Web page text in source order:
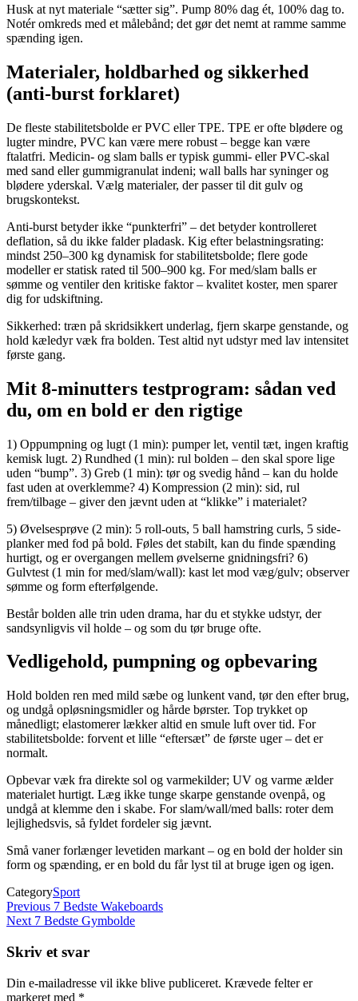
Husk at nyt materiale “sætter sig”. Pump 80% dag ét, 100% dag to.
Notér omkreds med et målebånd; det gør det nemt at ramme samme
spænding igen.
Materialer, holdbarhed og sikkerhed
(anti-burst forklaret)
De fleste stabilitetsbolde er PVC eller TPE. TPE er ofte blødere og
lugter mindre, PVC kan være mere robust – begge kan være
ftalatfri. Medicin- og slam balls er typisk gummi- eller PVC-skal
med sand eller gummigranulat indeni; wall balls har syninger og
blødere yderskal. Vælg materialer, der passer til dit gulv og
brugskontekst.
Anti-burst betyder ikke “punkterfri” – det betyder kontrolleret
deflation, så du ikke falder pladask. Kig efter belastningsrating:
mindst 250–300 kg dynamisk for stabilitetsbolde; flere gode
modeller er statisk rated til 500–900 kg. For med/slam balls er
sømme og ventiler den kritiske faktor – kvalitet koster, men sparer
dig for udskiftning.
Sikkerhed: træn på skridsikkert underlag, fjern skarpe genstande, og
hold kæledyr væk fra bolden. Test altid nyt udstyr med lav intensitet
første gang.
Mit 8-minutters testprogram: sådan ved
du, om en bold er den rigtige
1) Oppumpning og lugt (1 min): pumper let, ventil tæt, ingen kraftig
kemisk lugt. 2) Rundhed (1 min): rul bolden – den skal spore lige
uden “bump”. 3) Greb (1 min): tør og svedig hånd – kan du holde
fast uden at overklemme? 4) Kompression (2 min): sid, rul
frem/tilbage – giver den jævnt uden at “klikke” i materialet?
5) Øvelsesprøve (2 min): 5 roll-outs, 5 ball hamstring curls, 5 side-
planker med fod på bold. Føles det stabilt, kan du finde spænding
hurtigt, og er overgangen mellem øvelserne gnidningsfri? 6)
Gulvtest (1 min for med/slam/wall): kast let mod væg/gulv; observer
sømme og form efterfølgende.
Består bolden alle trin uden drama, har du et stykke udstyr, der
sandsynligvis vil holde – og som du tør bruge ofte.
Vedligehold, pumpning og opbevaring
Hold bolden ren med mild sæbe og lunkent vand, tør den efter brug,
og undgå opløsningsmidler og hårde børster. Top trykket op
månedligt; elastomerer lækker altid en smule luft over tid. For
stabilitetsbolde: forvent et lille “eftersæt” de første uger – det er
normalt.
Opbevar væk fra direkte sol og varmekilder; UV og varme ælder
materialet hurtigt. Læg ikke tunge skarpe genstande ovenpå, og
undgå at klemme den i skabe. For slam/wall/med balls: roter dem
lejlighedsvis, så fyldet fordeler sig jævnt.
Små vaner forlænger levetiden markant – og en bold der holder sin
form og spænding, er en bold du får lyst til at bruge igen og igen.
CategorySport
Indlægsnavigation
Previous
Post
Previous 7 Bedste Wakeboards
Next
Next 7 Bedste Gymbolde
Skriv et svar
Din e-mailadresse vil ikke blive publiceret. Krævede felter er
markeret med *